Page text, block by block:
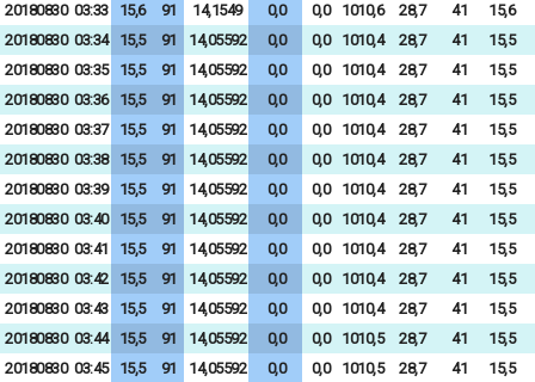
20180830 03:33 15,6 91 14,1549 0,0 0,0 1010,6 28,7 41
15,6
20180830 03:34 15,5 91 14,05592 0,0 0,0 1010,4 28,7 41
15,5
20180830 03:35 15,5 91 14,05592 0,0 0,0 1010,4 28,7 41
15,5
20180830 03:36 15,5 91 14,05592 0,0 0,0 1010,4 28,7 41
15,5
20180830 03:37 15,5 91 14,05592 0,0 0,0 1010,4 28,7 41
15,5
20180830 03:38 15,5 91 14,05592 0,0 0,0 1010,4 28,7 41
15,5
20180830 03:39 15,5 91 14,05592 0,0 0,0 1010,4 28,7 41
15,5
20180830 03:40 15,5 91 14,05592 0,0 0,0 1010,4 28,7 41
15,5
20180830 03:41 15,5 91 14,05592 0,0 0,0 1010,4 28,7 41
15,5
20180830 03:42 15,5 91 14,05592 0,0 0,0 1010,4 28,7 41
15,5
20180830 03:43 15,5 91 14,05592 0,0 0,0 1010,4 28,7 41
15,5
20180830 03:44 15,5 91 14,05592 0,0 0,0 1010,5 28,7 41
15,5
20180830 03:45 15,5 91 14,05592 0,0 0,0 1010,5 28,7 41
15,5